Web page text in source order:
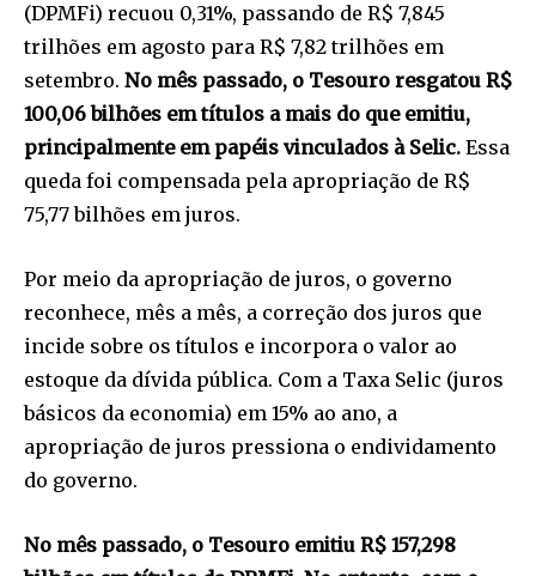
(DPMFi) recuou 0,31%, passando de R$ 7,845
trilhões em agosto para R$ 7,82 trilhões em
setembro. No mês passado, o Tesouro resgatou R$
100,06 bilhões em títulos a mais do que emitiu,
principalmente em papéis vinculados à Selic. Essa
queda foi compensada pela apropriação de R$
75,77 bilhões em juros.
Por meio da apropriação de juros, o governo
reconhece, mês a mês, a correção dos juros que
incide sobre os títulos e incorpora o valor ao
estoque da dívida pública. Com a Taxa Selic (juros
básicos da economia) em 15% ao ano, a
apropriação de juros pressiona o endividamento
do governo.
No mês passado, o Tesouro emitiu R$ 157,298